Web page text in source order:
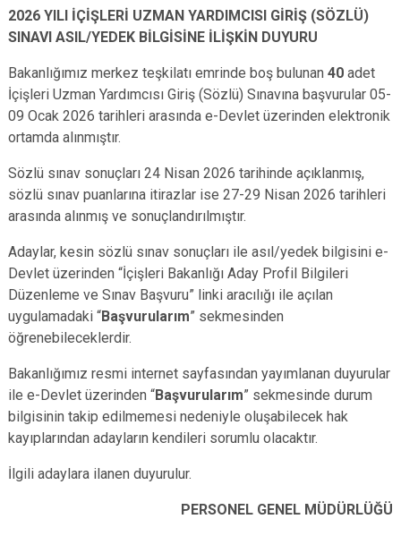
2026 YILI İÇİŞLERİ UZMAN YARDIMCISI GİRİŞ (SÖZLÜ)
SINAVI ASIL/YEDEK BİLGİSİNE İLİŞKİN DUYURU
Bakanlığımız merkez teşkilatı emrinde boş bulunan 40 adet
İçişleri Uzman Yardımcısı Giriş (Sözlü) Sınavına başvurular 05-
09 Ocak 2026 tarihleri arasında e-Devlet üzerinden elektronik
ortamda alınmıştır.
Sözlü sınav sonuçları 24 Nisan 2026 tarihinde açıklanmış,
sözlü sınav puanlarına itirazlar ise 27-29 Nisan 2026 tarihleri
arasında alınmış ve sonuçlandırılmıştır.
Adaylar, kesin sözlü sınav sonuçları ile asıl/yedek bilgisini e-
Devlet üzerinden “İçişleri Bakanlığı Aday Profil Bilgileri
Düzenleme ve Sınav Başvuru” linki aracılığı ile açılan
uygulamadaki “Başvurularım” sekmesinden
öğrenebileceklerdir.
Bakanlığımız resmi internet sayfasından yayımlanan duyurular
ile e-Devlet üzerinden “Başvurularım” sekmesinde durum
bilgisinin takip edilmemesi nedeniyle oluşabilecek hak
kayıplarından adayların kendileri sorumlu olacaktır.
İlgili adaylara ilanen duyurulur.
PERSONEL GENEL MÜDÜRLÜĞÜ